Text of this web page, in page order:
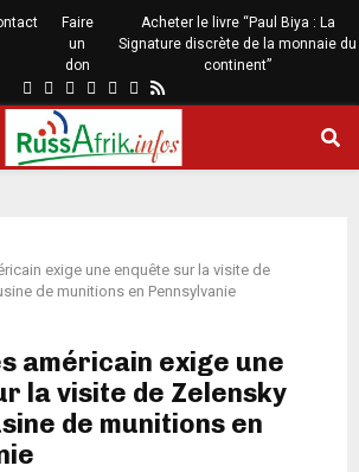
Faire
un
don
Acheter le livre “Paul Biya : La
Signature discrète de la monnaie du
continent”
exige une enquête sur la visite de
de munitions en Pennsylvanie
américain exige une
la visite de Zelensky
de munitions en